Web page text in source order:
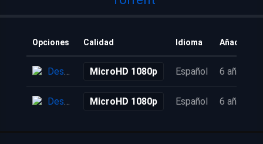
Opciones Calidad Idioma Añadido
Descarga MicroHD 1080p Español 6 años
Descarga MicroHD 1080p Español 6 años